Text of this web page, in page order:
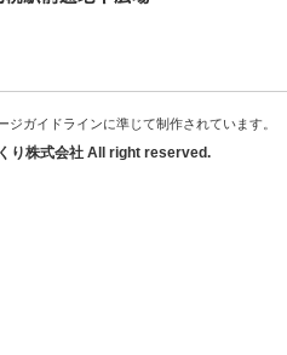
ガイドラインに準じて制作されています。
り株式会社 All right reserved.